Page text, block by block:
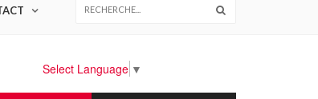
Select Language ▼